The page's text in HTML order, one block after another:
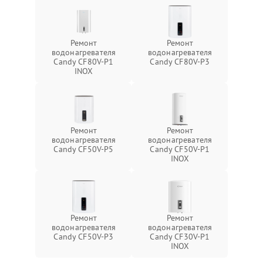
Ремонт
водонагревателя
Candy CF80V-P1
INOX
Ремонт
водонагревателя
Candy CF80V-P3
Ремонт
водонагревателя
Candy CF50V-P5
Ремонт
водонагревателя
Candy CF50V-P1
INOX
Ремонт
водонагревателя
Candy CF50V-P3
Ремонт
водонагревателя
Candy CF30V-P1
INOX